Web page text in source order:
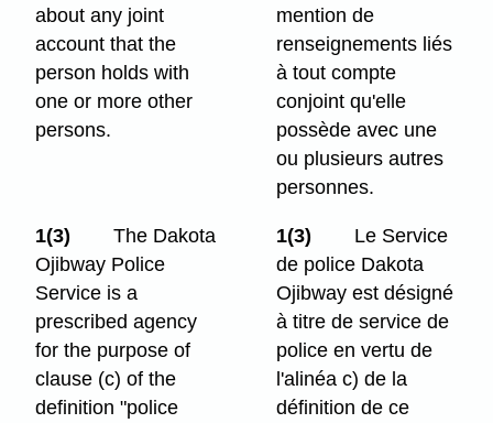
about any joint
account that the
person holds with
one or more other
persons.
mention de
renseignements liés
à tout compte
conjoint qu'elle
possède avec une
ou plusieurs autres
personnes.
1(3)
The Dakota
Ojibway Police
Service is a
prescribed agency
for the purpose of
clause (c) of the
definition "police
1(3)
Le Service
de police Dakota
Ojibway est désigné
à titre de service de
police en vertu de
l'alinéa c) de la
définition de ce